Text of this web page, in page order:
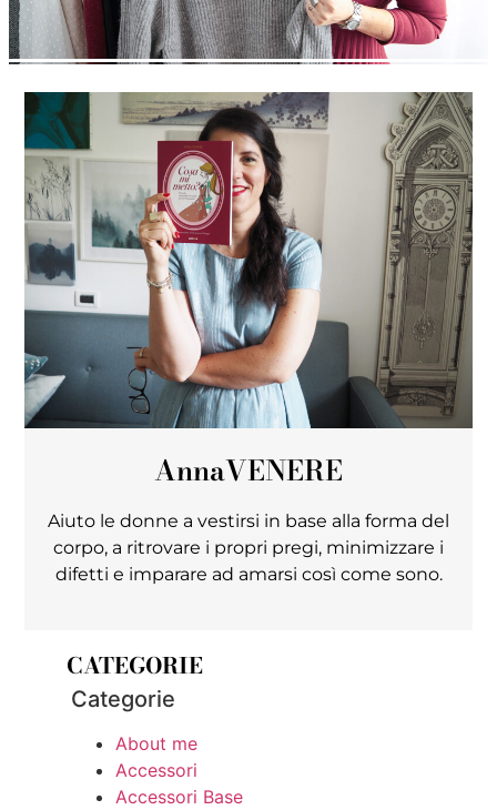
AnnaVENERE
Aiuto le donne a vestirsi in base alla forma del
corpo, a ritrovare i propri pregi, minimizzare i
difetti e imparare ad amarsi così come sono.
CATEGORIE
Categorie
About me
Accessori
Accessori Base